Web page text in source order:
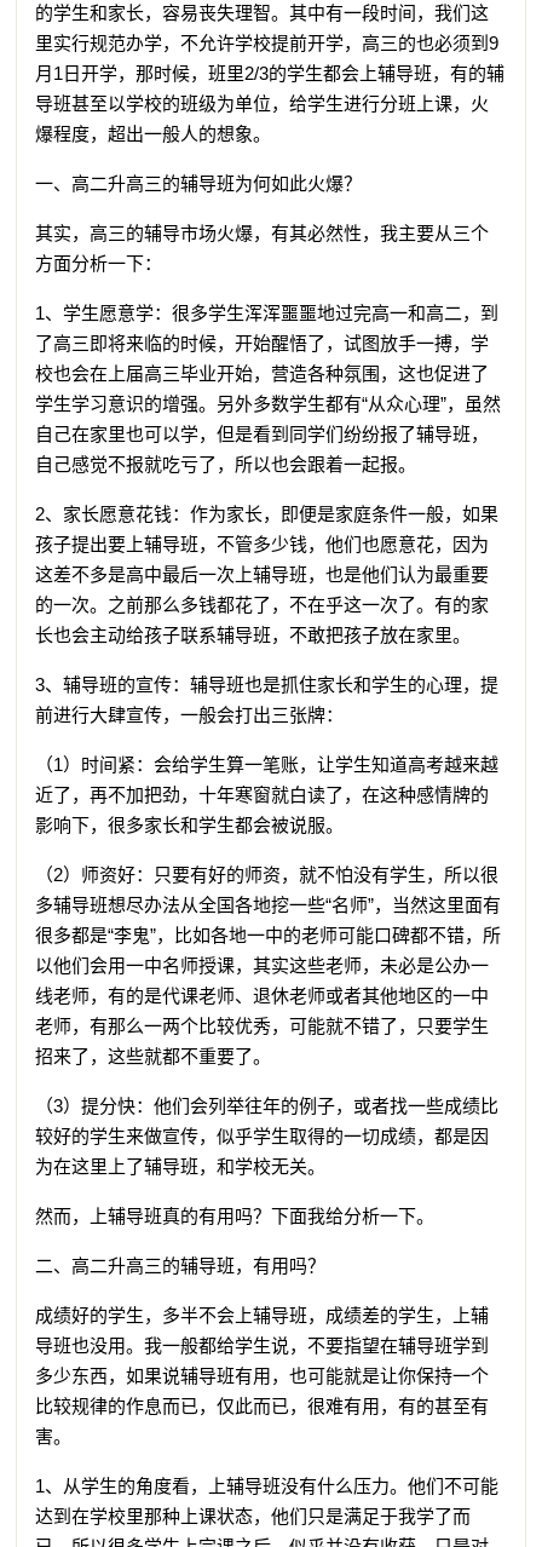
的学生和家长，容易丧失理智。其中有一段时间，我们这
里实行规范办学，不允许学校提前开学，高三的也必须到9
月1日开学，那时候，班里2/3的学生都会上辅导班，有的辅
导班甚至以学校的班级为单位，给学生进行分班上课，火
爆程度，超出一般人的想象。
一、高二升高三的辅导班为何如此火爆？
其实，高三的辅导市场火爆，有其必然性，我主要从三个
方面分析一下：
1、学生愿意学：很多学生浑浑噩噩地过完高一和高二，到
了高三即将来临的时候，开始醒悟了，试图放手一搏，学
校也会在上届高三毕业开始，营造各种氛围，这也促进了
学生学习意识的增强。另外多数学生都有“从众心理”，虽然
自己在家里也可以学，但是看到同学们纷纷报了辅导班，
自己感觉不报就吃亏了，所以也会跟着一起报。
2、家长愿意花钱：作为家长，即便是家庭条件一般，如果
孩子提出要上辅导班，不管多少钱，他们也愿意花，因为
这差不多是高中最后一次上辅导班，也是他们认为最重要
的一次。之前那么多钱都花了，不在乎这一次了。有的家
长也会主动给孩子联系辅导班，不敢把孩子放在家里。
3、辅导班的宣传：辅导班也是抓住家长和学生的心理，提
前进行大肆宣传，一般会打出三张牌：
（1）时间紧：会给学生算一笔账，让学生知道高考越来越
近了，再不加把劲，十年寒窗就白读了，在这种感情牌的
影响下，很多家长和学生都会被说服。
（2）师资好：只要有好的师资，就不怕没有学生，所以很
多辅导班想尽办法从全国各地挖一些“名师”，当然这里面有
很多都是“李鬼”，比如各地一中的老师可能口碑都不错，所
以他们会用一中名师授课，其实这些老师，未必是公办一
线老师，有的是代课老师、退休老师或者其他地区的一中
老师，有那么一两个比较优秀，可能就不错了，只要学生
招来了，这些就都不重要了。
（3）提分快：他们会列举往年的例子，或者找一些成绩比
较好的学生来做宣传，似乎学生取得的一切成绩，都是因
为在这里上了辅导班，和学校无关。
然而，上辅导班真的有用吗？下面我给分析一下。
二、高二升高三的辅导班，有用吗？
成绩好的学生，多半不会上辅导班，成绩差的学生，上辅
导班也没用。我一般都给学生说，不要指望在辅导班学到
多少东西，如果说辅导班有用，也可能就是让你保持一个
比较规律的作息而已，仅此而已，很难有用，有的甚至有
害。
1、从学生的角度看，上辅导班没有什么压力。他们不可能
达到在学校里那种上课状态，他们只是满足于我学了而